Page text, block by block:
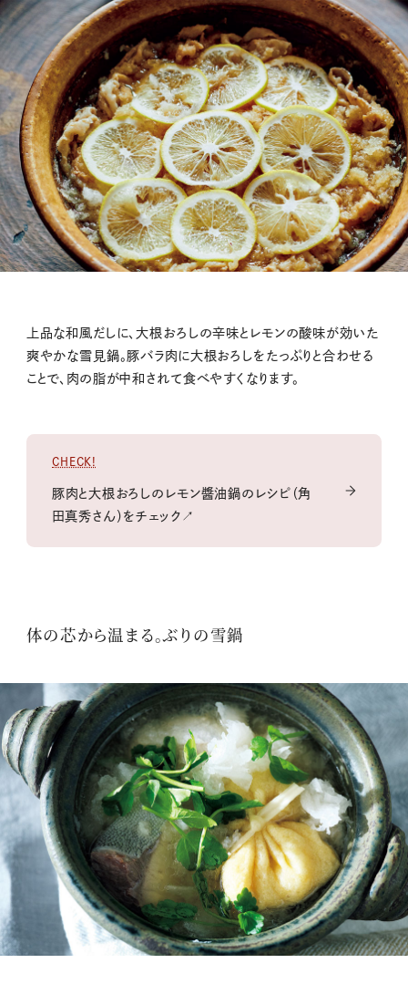
上品な和風だしに、大根おろしの辛味とレモンの酸味が効いた
爽やかな雪見鍋。豚バラ肉に大根おろしをたっぷりと合わせる
ことで、肉の脂が中和されて食べやすくなります。
CHECK!
豚肉と大根おろしのレモン醬油鍋のレシピ（角
田真秀さん）をチェック↗
体の芯から温まる。ぶりの雪鍋